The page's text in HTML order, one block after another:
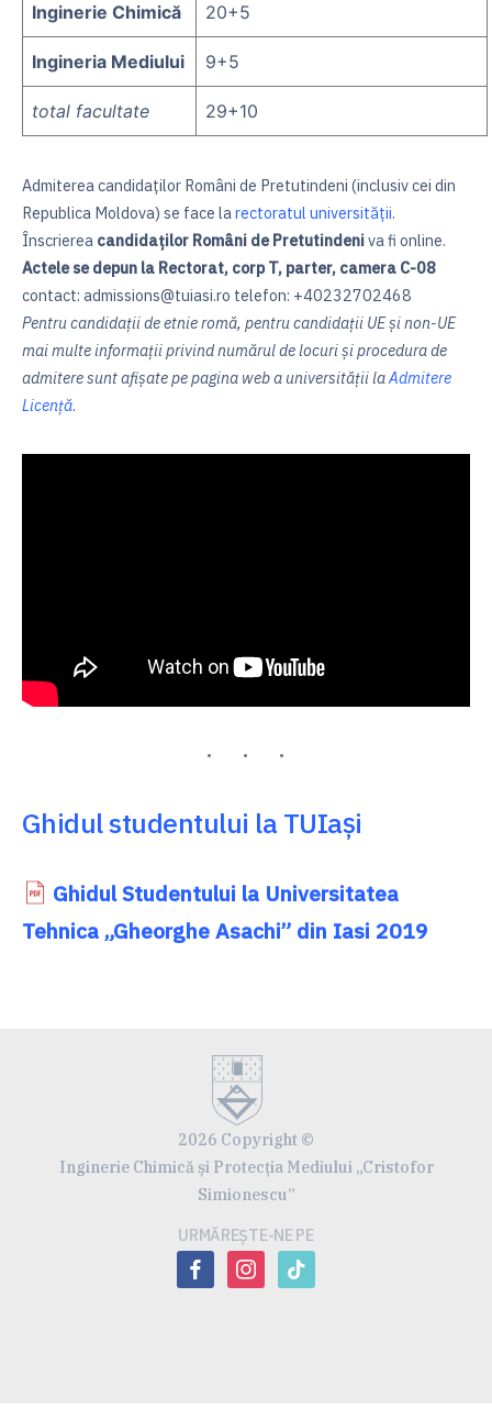
Inginerie Chimică 20+5
Ingineria Mediului 9+5
total facultate 29+10
Admiterea candidaților Români de Pretutindeni (inclusiv cei din
Republica Moldova) se face larectoratul universității.
Înscrierea candidaților Români de Pretutindeniva fi online.
Actele se depun la Rectorat, corp T, parter, camera C-08
contact: admissions@tuiasi.ro telefon: +40232702468
Pentru candidații de etnie romă, pentru candidații UE și non-UE
mai multe informații privind numărul de locuri și procedura de
admitere sunt afișate pe pagina web a universității laAdmitere
Licență.
Ghidul studentului la TUIași
Ghidul Studentului la Universitatea
Tehnica „Gheorghe Asachi” din Iasi 2019
2026 Copyright ©
Inginerie Chimică și Protecția Mediului „Cristofor
Simionescu”
URMĂREȘTE-NE PE
facebookinstagram
tiktok